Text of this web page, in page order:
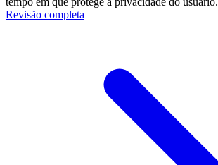
Revisão completa